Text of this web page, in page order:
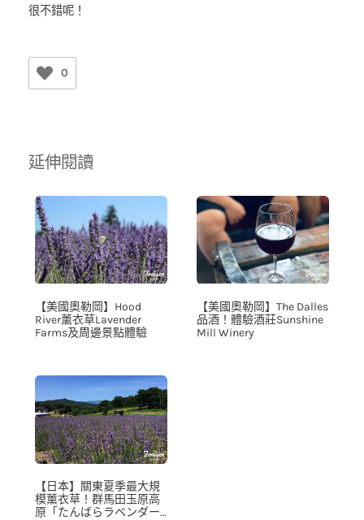
很不錯呢！
0
延伸閱讀
【美國奧勒岡】Hood
River薰衣草Lavender
Farms及周邊景點體驗
【美國奧勒岡】The Dalles
品酒！體驗酒莊Sunshine
Mill Winery
【日本】關東夏季最大規
模薰衣草！群馬田玉原高
原「たんばらラベンダー